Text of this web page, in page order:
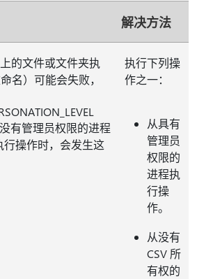
解决方法
的文件或文件夹执
名）可能会失败，
有管理员权限的进程
行操作时，会发生这
执行下列操
作之一：
从具有
管理员
权限的
进程执
行操
作。
从没有
CSV 所
有权的